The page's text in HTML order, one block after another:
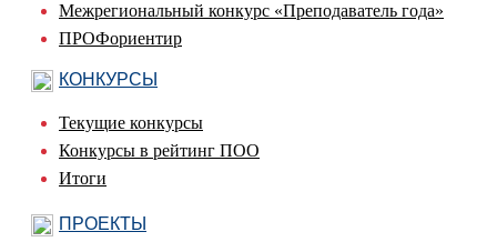
Межрегиональный конкурс «Преподаватель года»
ПРОФориентир
КОНКУРСЫ
Текущие конкурсы
Конкурсы в рейтинг ПОО
Итоги
ПРОЕКТЫ